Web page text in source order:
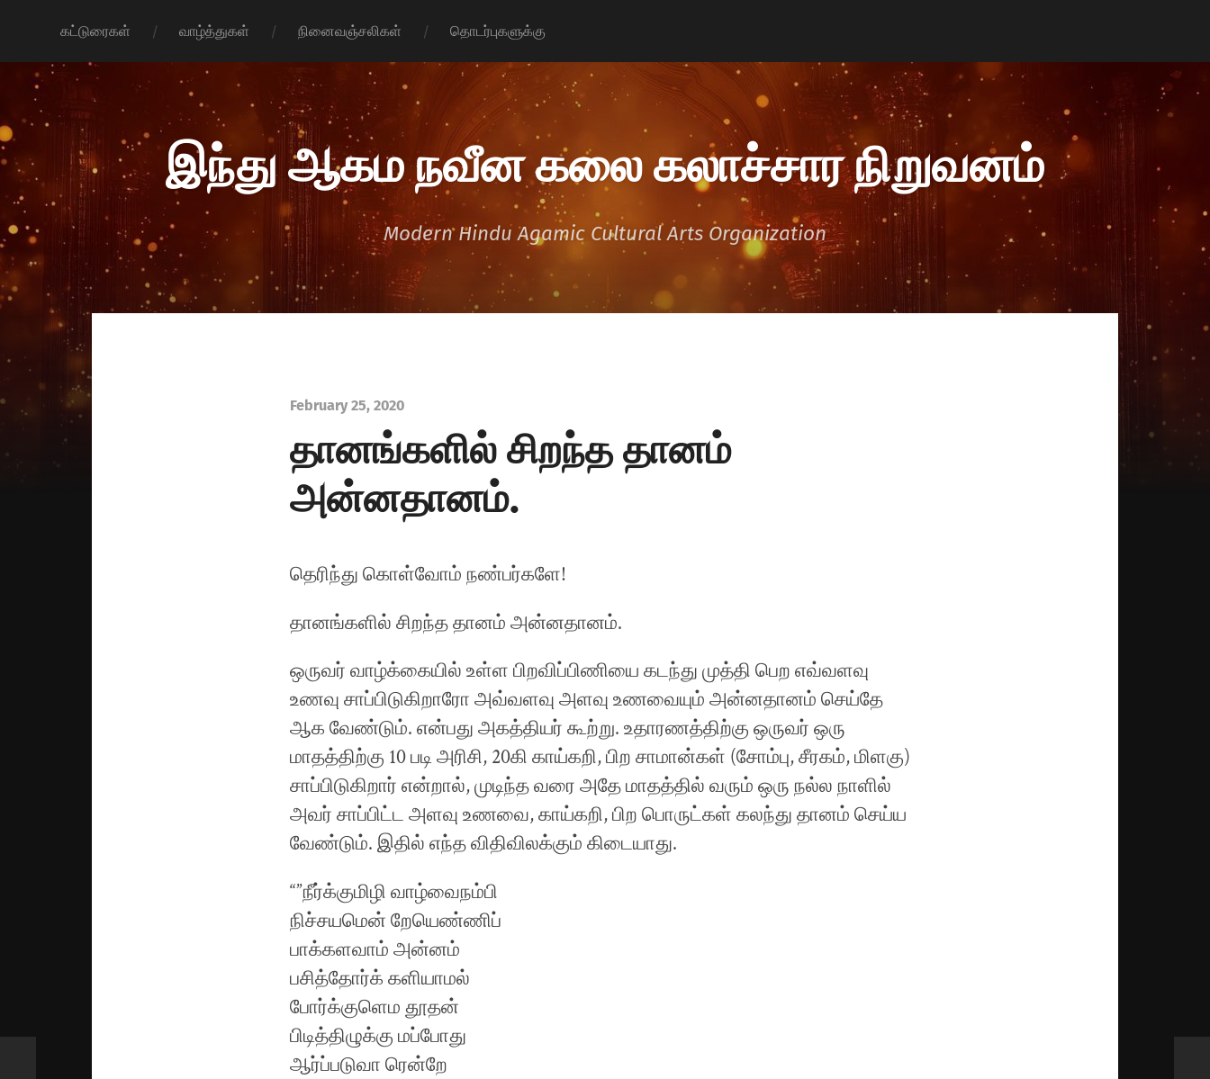
கட்டுரைகள் வாழ்த்துகள் நினைவஞ்சலிகள் தொடர்புகளுக்கு
இந்து ஆகம நவீன கலை கலாச்சார நிறுவனம்
Modern Hindu Agamic Cultural Arts Organization
February 25, 2020
தானங்களில் சிறந்த தானம்
அன்னதானம்.
தெரிந்து கொள்வோம் நண்பர்களே!
தானங்களில் சிறந்த தானம் அன்னதானம்.
ஒருவர் வாழ்க்கையில் உள்ள பிறவிப்பிணியை கடந்து முத்தி பெற எவ்வளவு
உணவு சாப்பிடுகிறாரோ அவ்வளவு அளவு உணவையும் அன்னதானம் செய்தே
ஆக வேண்டும். என்பது அகத்தியர் கூற்று. உதாரணத்திற்கு ஒருவர் ஒரு
மாதத்திற்கு 10 படி அரிசி, 20கி காய்கறி, பிற சாமான்கள் (சோம்பு, சீரகம், மிளகு)
சாப்பிடுகிறார் என்றால், முடிந்த வரை அதே மாதத்தில் வரும் ஒரு நல்ல நாளில்
அவர் சாப்பிட்ட அளவு உணவை, காய்கறி, பிற பொருட்கள் கலந்து தானம் செய்ய
வேண்டும். இதில் எந்த விதிவிலக்கும் கிடையாது.
“”நீர்க்குமிழி வாழ்வைநம்பி
நிச்சயமென் றேயெண்ணிப்
பாக்களவாம் அன்னம்
பசித்தோர்க் களியாமல்
போர்க்குளெம தூதன்
பிடித்திழுக்கு மப்போது
ஆர்ப்படுவா ரென்றே